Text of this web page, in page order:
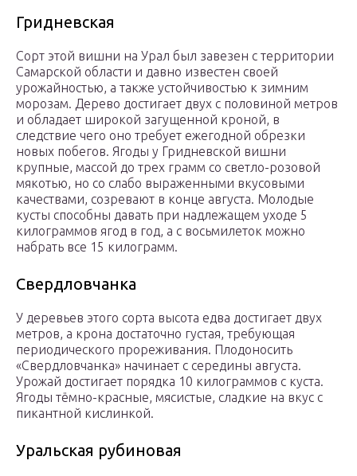
Гридневская
Сорт этой вишни на Урал был завезен с территории
Самарской области и давно известен своей
урожайностью, а также устойчивостью к зимним
морозам. Дерево достигает двух с половиной метров
и обладает широкой загущенной кроной, в
следствие чего оно требует ежегодной обрезки
новых побегов. Ягоды у Гридневской вишни
крупные, массой до трех грамм со светло-розовой
мякотью, но со слабо выраженными вкусовыми
качествами, созревают в конце августа. Молодые
кусты способны давать при надлежащем уходе 5
килограммов ягод в год, а с восьмилеток можно
набрать все 15 килограмм.
Свердловчанка
У деревьев этого сорта высота едва достигает двух
метров, а крона достаточно густая, требующая
периодического прореживания. Плодоносить
«Свердловчанка» начинает с середины августа.
Урожай достигает порядка 10 килограммов с куста.
Ягоды тёмно-красные, мясистые, сладкие на вкус с
пикантной кислинкой.
Уральская рубиновая